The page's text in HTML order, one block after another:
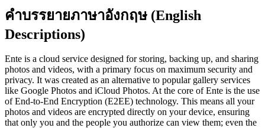
คำบรรยายภาษาอังกฤษ (English
Descriptions)
Ente is a cloud service designed for storing, backing up, and sharing
photos and videos, with a primary focus on maximum security and
privacy. It was created as an alternative to popular gallery services
like Google Photos and iCloud Photos. At the core of Ente is the use
of End-to-End Encryption (E2EE) technology. This means all your
photos and videos are encrypted directly on your device, ensuring
that only you and the people you authorize can view them; even the